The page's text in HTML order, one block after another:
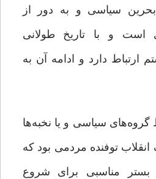
بحرین سیاسی و به دور از
است و با تاریخ طولانی
ارتباط دارد و ادامه آن به
گروه‌های سیاسی و یا نخبه‌ها
توفنده مردمی بود که
بستر مناسبی برای شروع